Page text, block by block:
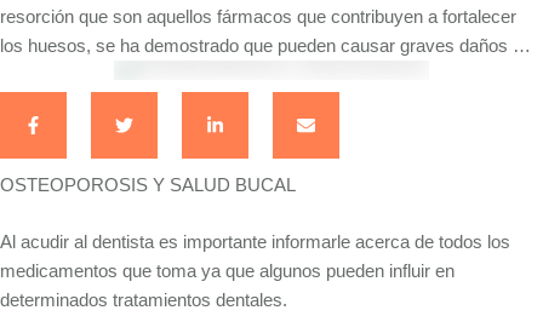
resorción que son aquellos fármacos que contribuyen a fortalecer
los huesos, se ha demostrado que pueden causar graves daños …
OSTEOPOROSIS Y SALUD BUCAL
Al acudir al dentista es importante informarle acerca de todos los
medicamentos que toma ya que algunos pueden influir en
determinados tratamientos dentales.